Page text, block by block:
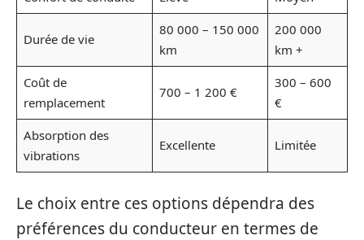
Durée de vie
80 000 – 150 000
km
200 000
km +
Coût de
remplacement
700 – 1 200 €
300 – 600
€
Absorption des
vibrations
Excellente Limitée
Le choix entre ces options dépendra des
préférences du conducteur en termes de